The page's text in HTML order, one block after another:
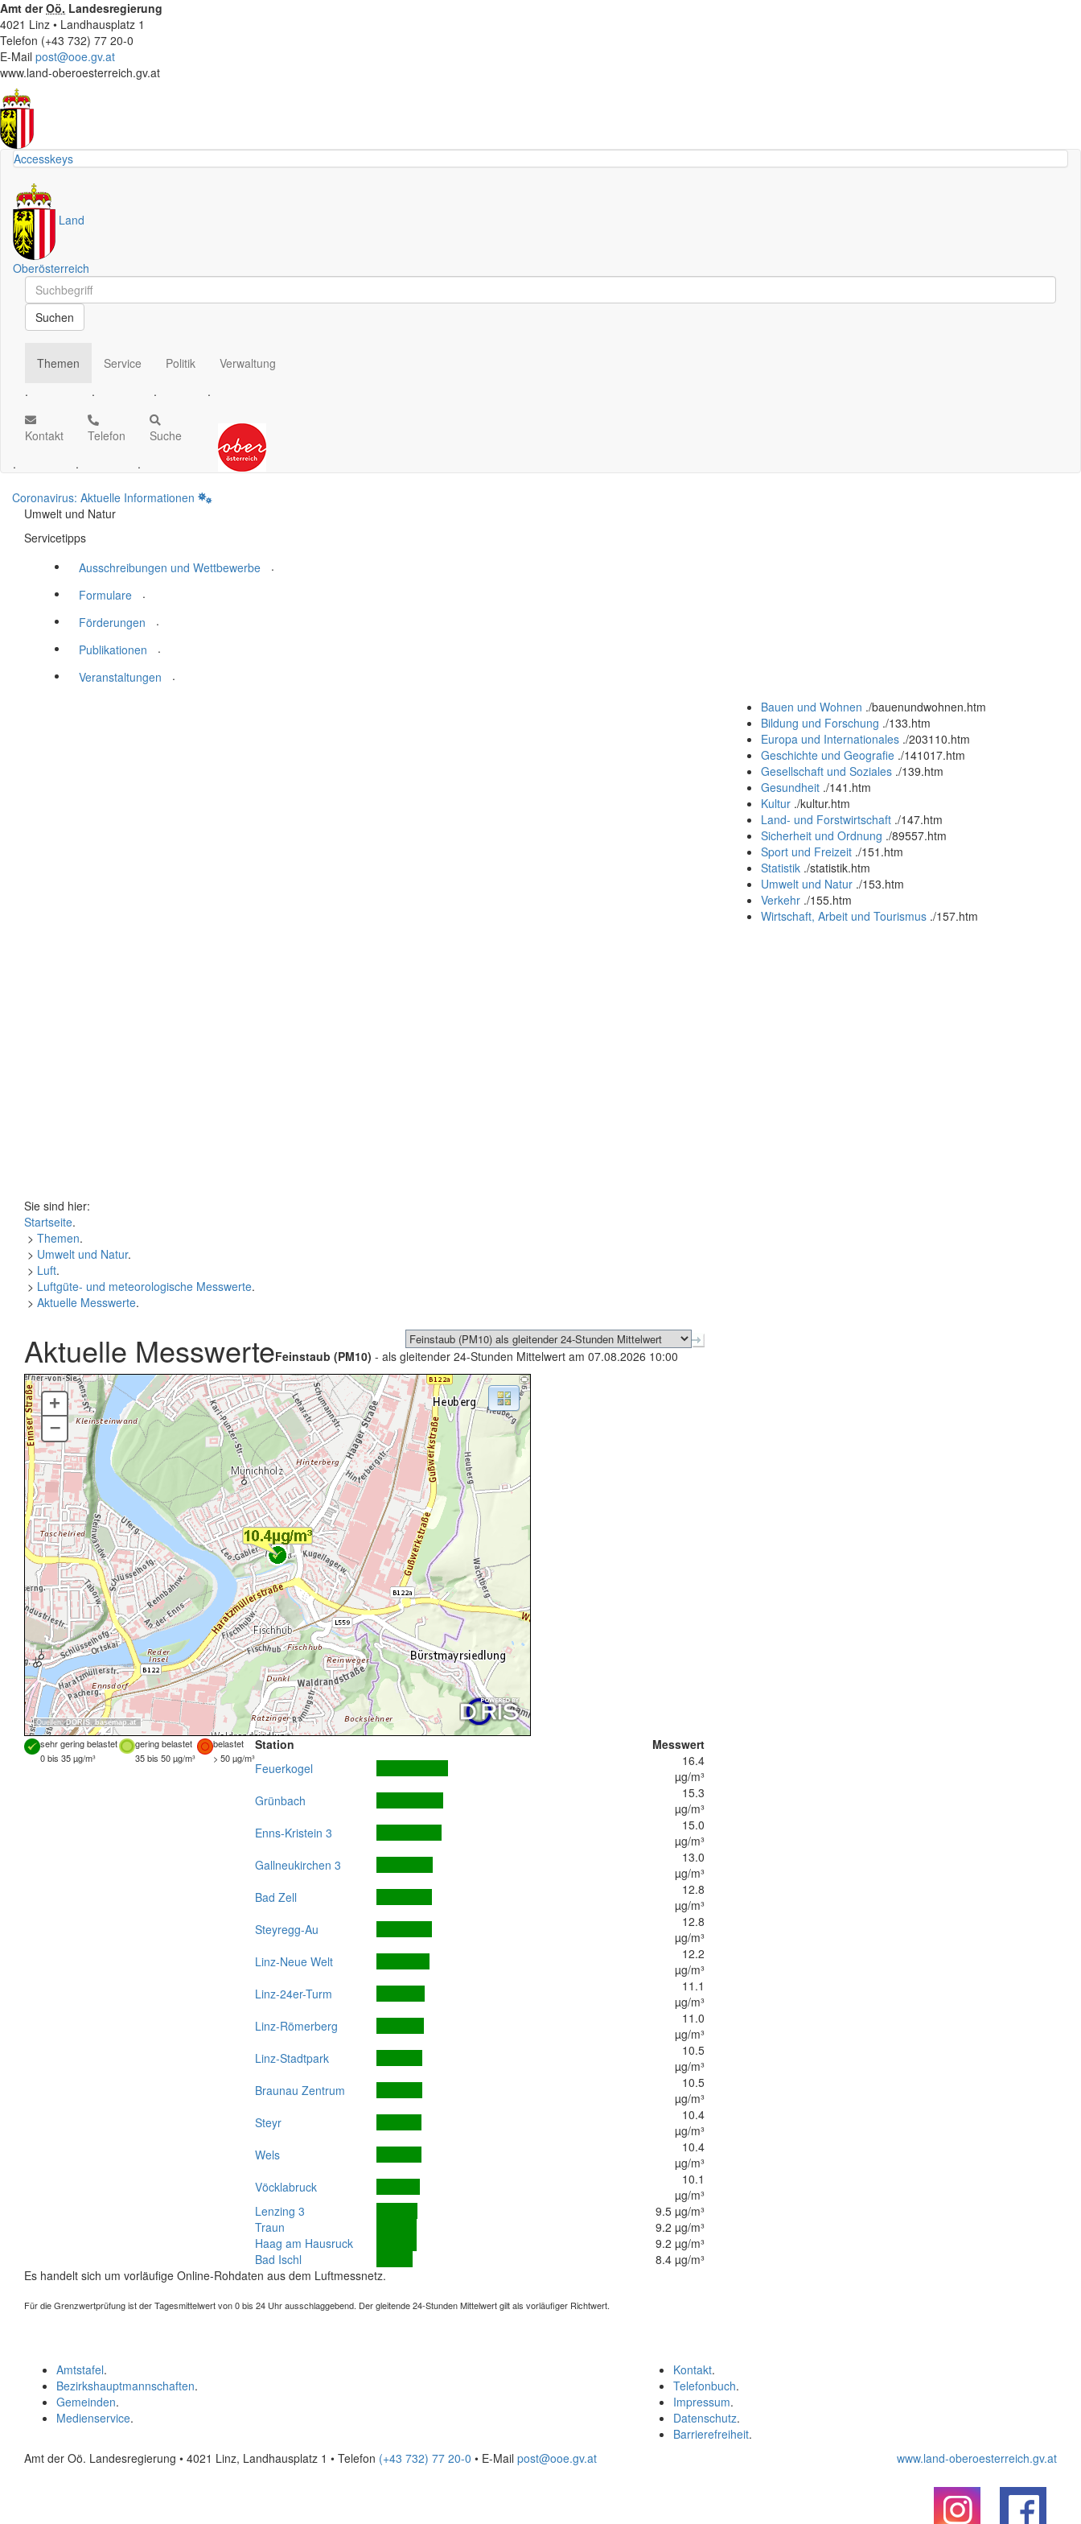
Amt derOö. Landesregierung
4021 Linz • Landhausplatz 1
Telefon (+43 732) 77 20-0
E-Mail post@ooe.gv.at
www.land-oberoesterreich.gv.at
Accesskeys
Land
Oberösterreich
Schnellsuche
Schnellsuche
Suchen
Themen
.
Service
.
Politik
.
Verwaltung
.
Kontakt
.
Telefon
.
Suche
.
Coronavirus: Aktuelle Informationen
Umwelt und Natur
Servicetipps
Ausschreibungen und Wettbewerbe
.
Formulare
.
Förderungen
.
Publikationen
.
Veranstaltungen
.
Bauen und Wohnen ./bauenundwohnen.htm
Bildung und Forschung ./133.htm
Europa und Internationales ./203110.htm
Geschichte und Geografie ./141017.htm
Gesellschaft und Soziales ./139.htm
Gesundheit ./141.htm
Kultur ./kultur.htm
Land- und Forstwirtschaft ./147.htm
Sicherheit und Ordnung ./89557.htm
Sport und Freizeit ./151.htm
Statistik ./statistik.htm
Umwelt und Natur ./153.htm
Verkehr ./155.htm
Wirtschaft, Arbeit und Tourismus ./157.htm
Sie sind hier:
Startseite.
> Themen.
> Umwelt und Natur.
> Luft.
> Luftgüte- und meteorologische Messwerte.
> Aktuelle Messwerte.
Aktuelle MesswerteFeinstaub (PM10) - als gleitender 24-Stunden Mittelwert am 07.08.2026 10:00
Quellen:DORIS, basemap.at
+
–
sehr gering belastet gering belastet
belastet
0 bis 35 µg/m³
35 bis 50 µg/m³ > 50 µg/m³
Station
Messwert
Feuerkogel
16.4
µg/m³
Grünbach
15.3
µg/m³
Enns-Kristein 3
15.0
µg/m³
Gallneukirchen 3
13.0
µg/m³
Bad Zell
12.8
µg/m³
Steyregg-Au
12.8
µg/m³
Linz-Neue Welt
12.2
µg/m³
Linz-24er-Turm
11.1
µg/m³
Linz-Römerberg
11.0
µg/m³
Linz-Stadtpark
10.5
µg/m³
Braunau Zentrum
10.5
µg/m³
Steyr
10.4
µg/m³
Wels
10.4
µg/m³
Vöcklabruck
10.1
µg/m³
Lenzing 3
9.5 µg/m³
Traun
9.2 µg/m³
Haag am Hausruck
9.2 µg/m³
Bad Ischl
8.4 µg/m³
Es handelt sich um vorläufige Online-Rohdaten aus dem Luftmessnetz.
Für die Grenzwertprüfung ist der Tagesmittelwert von 0 bis 24 Uhr ausschlaggebend. Der gleitende 24-Stunden Mittelwert gilt als vorläufiger Richtwert.
Kontakt.
Telefonbuch.
Impressum.
Datenschutz.
Barrierefreiheit.
Amtstafel.
Bezirkshauptmannschaften.
Gemeinden.
Medienservice.
Amt der Oö. Landesregierung • 4021 Linz, Landhausplatz 1 • Telefon (+43 732) 77 20-0 • E-Mail post@ooe.gv.at www.land-oberoesterreich.gv.at